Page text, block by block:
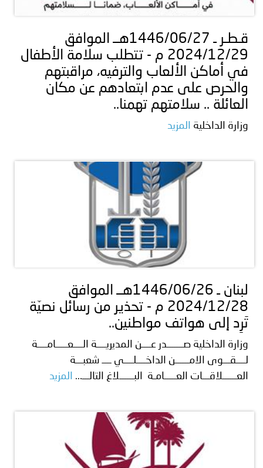
قـطـر ـ 1446/06/27هــ الموافق
2024/12/29 م - تتطلب سلامة الأطفال
في أماكن الألعاب والترفيه، مراقبتهم
والحرص على عدم ابتعادهم عن مكان
العائلة .. سلامتهم تهمنا..
وزارة الداخلية المزيد
لبنان ـ 1446/06/26هــ الموافق
2024/12/28 م - تحذير من رسائل نصيّة
تَرِد إلى هواتف مواطنين..
وزارة الداخلية صـــــــدر عــــن المديريــــة الــــعـــــامــــة
لــــقـــوى الامــــــن الداخــــلــــي ــــ شعبـــة
العــــــلاقـــات العـــــامـة البــــــلاغ التالـــ...
المزيد